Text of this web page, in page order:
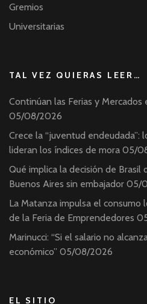
Gremios
Universitarias
TAL VEZ QUIERAS LEER…
Continúan las Ferias y
05/08/2026
Crece la “juventud endeudada”:
lideran los índices de mora 05/
Qué implica la decisión de Brasil
Buenos Aires sin embajador 05/
La Matanza impulsa el consumo
de la Feria de Emprendedores
Marinucci: “Si el salario no
económico” 05/08/2026
EL SITIO